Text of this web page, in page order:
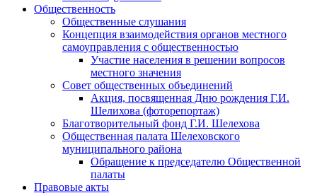
Общественность
Общественные слушания
Концепция взаимодействия органов местного
самоуправления с общественностью
Участие населения в решении вопросов
местного значения
Совет общественных объединений
Акция, посвященная Дню рождения Г.И.
Шелихова (фоторепортаж)
Благотворительный фонд Г.И. Шелехова
Общественная палата Шелеховского
муниципального района
Обращение к председателю Общественной
палаты
Правовые акты